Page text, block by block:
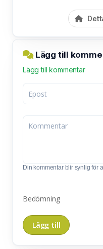
Lägg till
Lägg till kommentar
Din kommentar blir synlig för
Bedömning